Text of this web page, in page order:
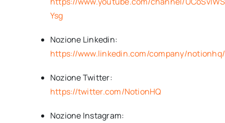
Ysg
Nozione Linkedin:
https://www.linkedin.com/company/notionhq/
Nozione Twitter:
https://twitter.com/NotionHQ
Nozione Instagram: